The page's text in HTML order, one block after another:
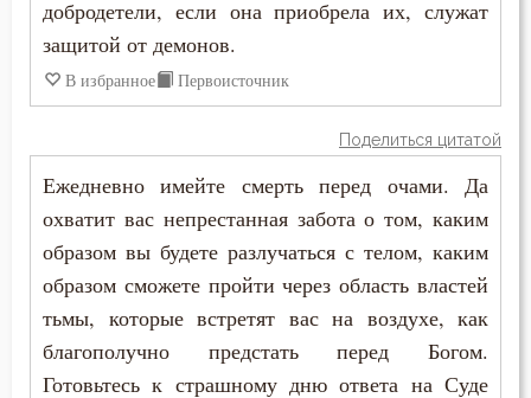
Бесы
Благодарность
Ближний
Блуд
Бог
Богопознание
Варсонофий Оптинский (Плиханков)
Василий Великий
Григорий Богослов
Григорий Великий (Двоеслов)
Григорий Нисский
Григорий Палама
Димитрий Ростовский
добродетели, если она приобрела их, служат
защитой от демонов.
В избранное Первоисточник
Поделиться цитатой
Ежедневно имейте смерть перед очами. Да
охватит вас непрестанная забота о том, каким
образом вы будете разлучаться с телом, каким
образом сможете пройти через область властей
тьмы, которые встретят вас на воздухе, как
благополучно предстать перед Богом.
Готовьтесь к страшному дню ответа на Суде